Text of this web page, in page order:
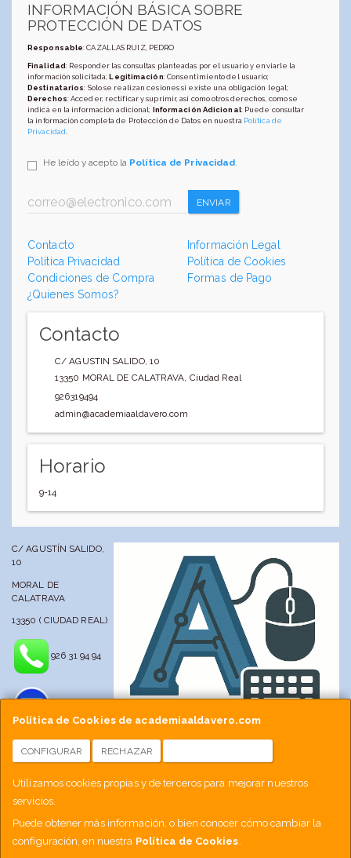
Política de Cookies de academiaaldavero.com
CONFIGURAR RECHAZAR
Utilizamos cookies propias y de terceros para mejorar nuestros
servicios.
Puede obtener más información, o bien conocer cómo cambiar la
configuración, en nuestra Política de Cookies.
INFORMACIÓN BÁSICA SOBRE
PROTECCIÓN DE DATOS
Responsable: CAZALLAS RUIZ, PEDRO
Finalidad: Responder las consultas planteadas por el usuario y enviarle la
información solicitada;Legitimación: Consentimiento del usuario;
Destinatarios: Solo se realizan cesiones si existe una obligación legal;
Derechos: Acceder, rectificar y suprimir, así como otros derechos, como se
indica en la información adicional; Información Adicional: Puede consultar
la información completa de Protección de Datos en nuestra Política de
Privacidad
He leído y acepto la Política de Privacidad.
ENVIAR
Contacto
Información Legal
Política Privacidad
Política de Cookies
Condiciones de Compra
Formas de Pago
¿Quienes Somos?
Contacto
C/ AGUSTIN SALIDO, 10
13350 MORAL DE CALATRAVA, Ciudad Real
926319494
admin@academiaaldavero.com
Horario
9-14
C/ AGUSTÍN SALIDO,
10
MORAL DE
CALATRAVA
13350 ( CIUDAD REAL)
926 31 94 94